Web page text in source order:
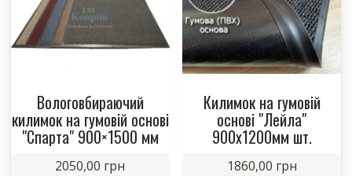
Вологовбираючий
килимок на гумовій основі
"Спарта" 900×1500 мм
2050,00 грн
Килимок на гумовій
основі "Лейла"
900х1200мм шт.
1860,00 грн